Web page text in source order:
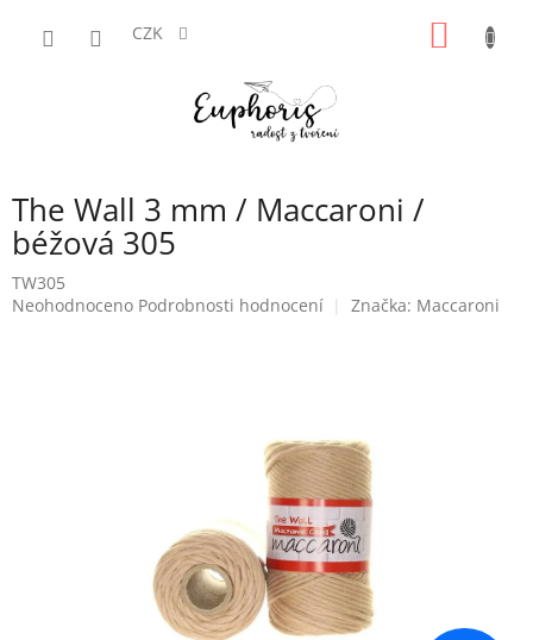
CZK
The Wall 3 mm / Maccaroni /
béžová 305
TW305
Průměrné
Neohodnoceno Podrobnosti hodnocení Značka: Maccaroni